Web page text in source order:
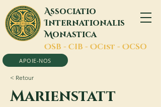
Associatio
Internationalis
Monastica
OSB - CIB - OCist - OCSO
APOIE-NOS
< Retour
Marienstatt